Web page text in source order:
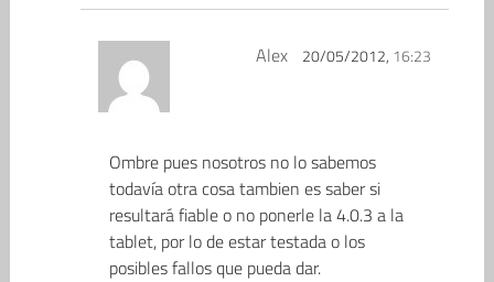
Alex 20/05/2012, 16:23
Ombre pues nosotros no lo sabemos
todavía otra cosa tambien es saber si
resultará fiable o no ponerle la 4.0.3 a la
tablet, por lo de estar testada o los
posibles fallos que pueda dar.